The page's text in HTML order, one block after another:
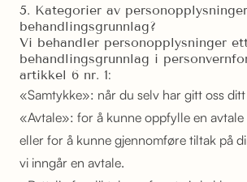
5. Kategorier av
behandlingsgrunnlag?
Vi behandler personopplysninger
behandlingsgrunnlag i
artikkel 6 nr. 1:
«Samtykke»: når du selv har gitt oss
«Avtale»: for å kunne oppfylle en avtale
eller for å kunne gjennomføre tiltak på
vi inngår en avtale.